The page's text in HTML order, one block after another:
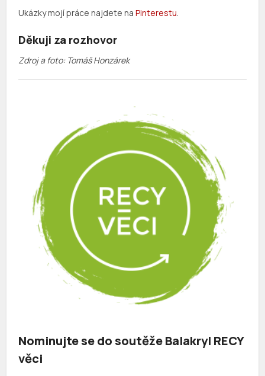
Ukázky mojí práce najdete naPinterestu
Děkuji za rozhovor
Zdroj a foto: Tomáš Honzárek
Nominujte se do soutěže Balakryl RECY
věci